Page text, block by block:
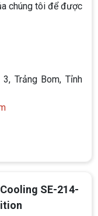
chúng tôi để được
Trảng Bom, Tỉnh
SE-214-